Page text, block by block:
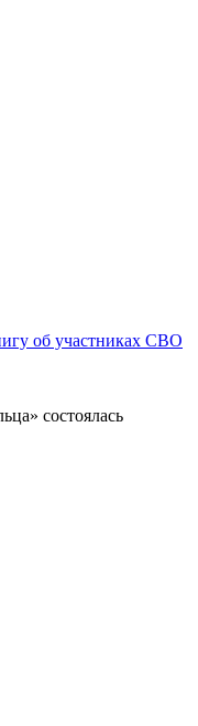
об участниках СВО
состоялась